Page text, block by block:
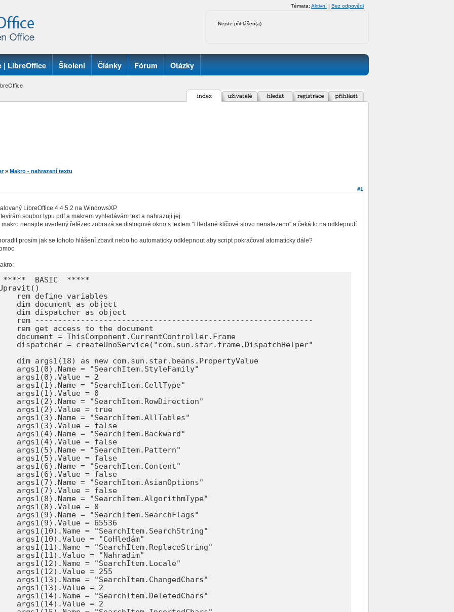
Nejste přihlášen(a)
Témata: Aktivní | Bez odpovědi
| LibreOffice Školení Články Fórum Otázky
» Makro - nahrazení textu
#1
LibreOffice 4.4.5.2 na WindowsXP.
soubor typu pdf a makrem vyhledávám text a nahrazuji jej.
makro nenajde uvedený řetězec zobrazá se dialogové okno s textem "Hledané klíčové slovo nenalezeno" a čeká to na odklepnutí
prosím jak se tohoto hlášení zbavit nebo ho automaticky odklepnout aby script pokračoval atomaticky dále?
*****  BASIC  *****